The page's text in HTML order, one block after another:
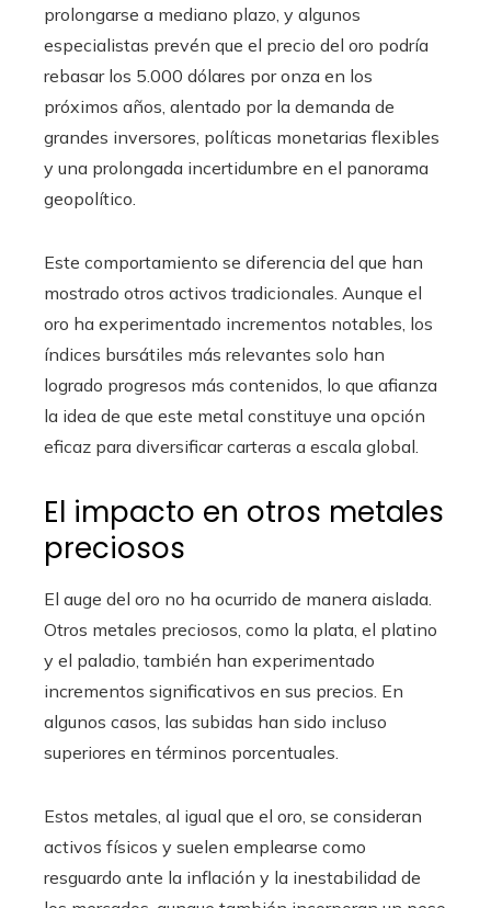
prolongarse a mediano plazo, y algunos
especialistas prevén que el precio del oro podría
rebasar los 5.000 dólares por onza en los
próximos años, alentado por la demanda de
grandes inversores, políticas monetarias flexibles
y una prolongada incertidumbre en el panorama
geopolítico.
Este comportamiento se diferencia del que han
mostrado otros activos tradicionales. Aunque el
oro ha experimentado incrementos notables, los
índices bursátiles más relevantes solo han
logrado progresos más contenidos, lo que afianza
la idea de que este metal constituye una opción
eficaz para diversificar carteras a escala global.
El impacto en otros metales
preciosos
El auge del oro no ha ocurrido de manera aislada.
Otros metales preciosos, como la plata, el platino
y el paladio, también han experimentado
incrementos significativos en sus precios. En
algunos casos, las subidas han sido incluso
superiores en términos porcentuales.
Estos metales, al igual que el oro, se consideran
activos físicos y suelen emplearse como
resguardo ante la inflación y la inestabilidad de